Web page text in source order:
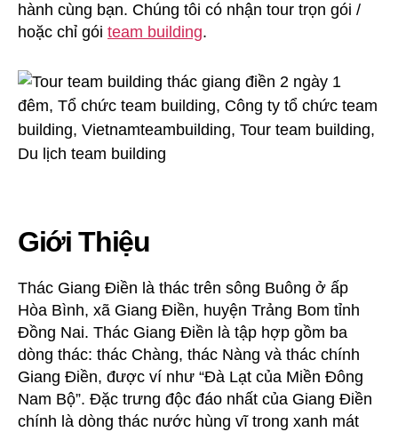
hành cùng bạn. Chúng tôi có nhận tour trọn gói /
hoặc chỉ gói team building.
Giới Thiệu
Thác Giang Điền là thác trên sông Buông ở ấp
Hòa Bình, xã Giang Điền, huyện Trảng Bom tỉnh
Đồng Nai. Thác Giang Điền là tập hợp gồm ba
dòng thác: thác Chàng, thác Nàng và thác chính
Giang Điền, được ví như “Đà Lạt của Miền Đông
Nam Bộ”. Đặc trưng độc đáo nhất của Giang Điền
chính là dòng thác nước hùng vĩ trong xanh mát